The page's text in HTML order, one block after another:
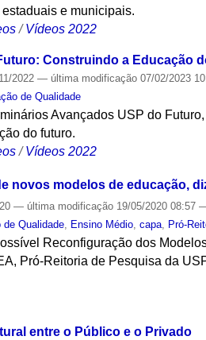
e municipais.
/Vídeos 2022
Construindo a Educação
2022— última modificação 07/02/2023
de Qualidade
Avançados USP do
do futuro.
/Vídeos 2022
novos modelos de educação,
— última modificação 19/05/2020 08:57
de Qualidade, Ensino Médio,capa, Pró-
Reconfiguração dos
Pró-Reitoria de Pesquisa da
entre o Público e o Privado